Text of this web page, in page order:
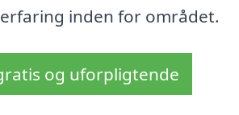
inden for området.
og uforpligtende